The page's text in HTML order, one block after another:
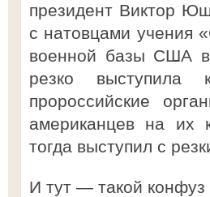
президент Виктор
с натовцами учения
военной базы США в
резко выступила
пророссийские
американцев на их
тогда выступил с
И тут — такой конфуз